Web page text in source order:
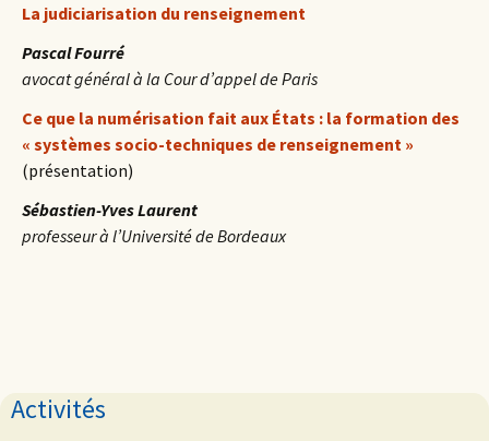
La judiciarisation du renseignement
Pascal Fourré
avocat général à la Cour d’appel de Paris
Ce que la numérisation fait aux États : la formation des
« systèmes socio-techniques de renseignement »
(présentation)
Sébastien-Yves Laurent
professeur à l’Université de Bordeaux
Activités